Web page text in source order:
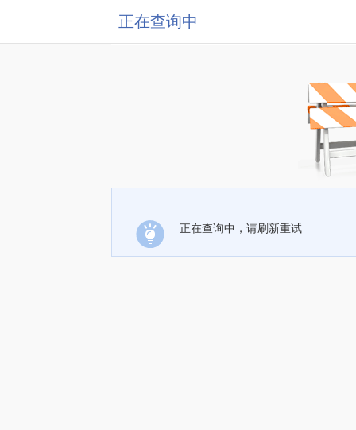
正在查询中
正在查询中，请刷新重试